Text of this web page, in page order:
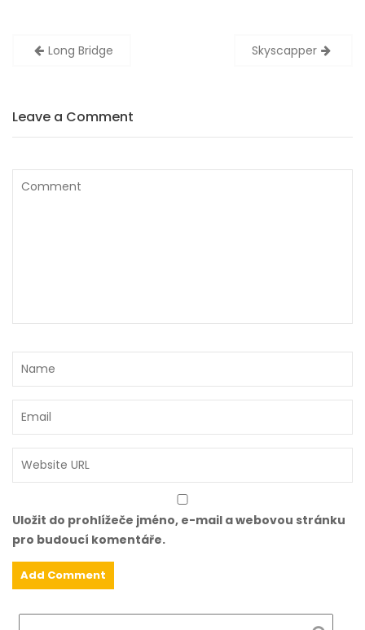
v
i
a
p
ř
í
s
p
ě
v
k
Long Bridge Skyscapper
Leave a Comment
Uložit do prohlížeče jméno, e-mail a webovou stránku
pro budoucí komentáře.